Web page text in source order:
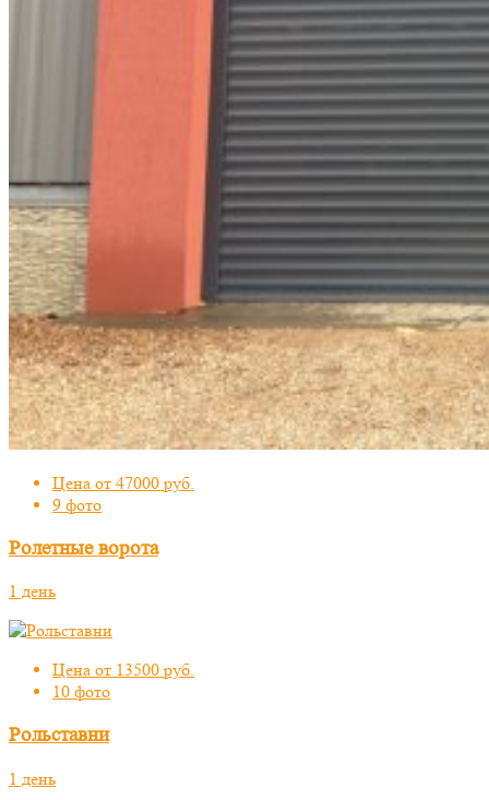
Цена от 47000 руб.
9 фото
Ролетные ворота
1 день
Цена от 13500 руб.
10 фото
Рольставни
1 день